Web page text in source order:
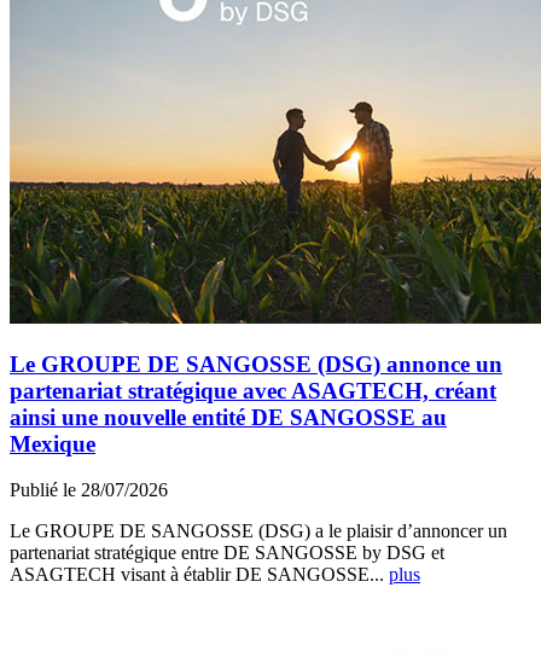
Le GROUPE DE SANGOSSE (DSG) annonce un
partenariat stratégique avec ASAGTECH, créant
ainsi une nouvelle entité DE SANGOSSE au
Mexique
Publié le 28/07/2026
Le GROUPE DE SANGOSSE (DSG) a le plaisir d’annoncer un
partenariat stratégique entre DE SANGOSSE by DSG et
ASAGTECH visant à établir DE SANGOSSE... plus